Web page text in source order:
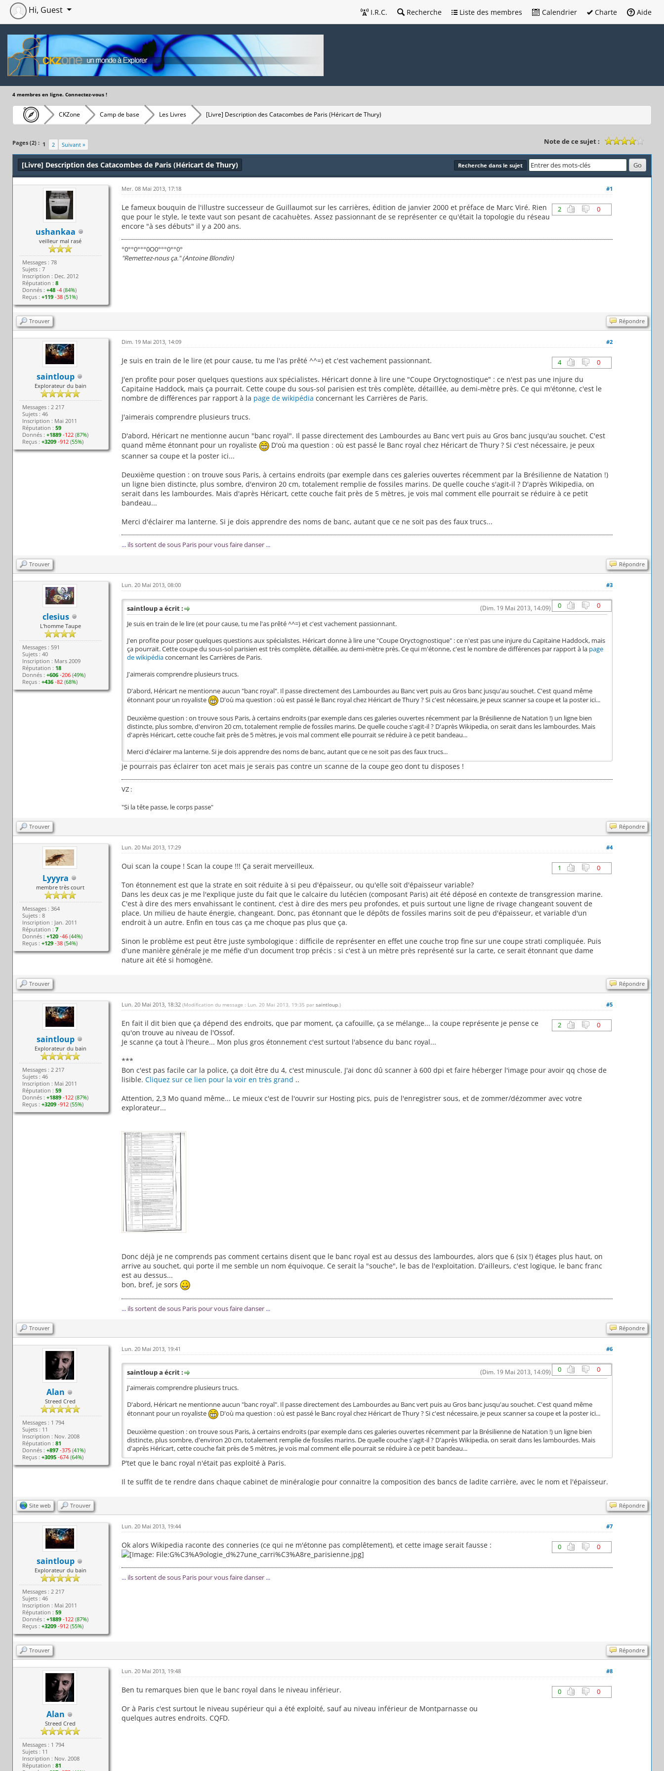
I.R.C. Recherche Liste des membres Calendrier Charte Aide
Hi, Guest
4 membres en ligne. Connectez-vous !
CKZone Camp de base Les Livres [Livre] Description des Catacombes de Paris (Héricart de Thury)
Pages (2) : 1 2 Suivant » Note de ce sujet :
Recherche dans le sujet
[Livre] Description des Catacombes de Paris (Héricart de Thury)
ushankaa
veilleur mal rasé
Messages : 78
Sujets : 7
Inscription : Dec. 2012
Réputation : 8
Donnés : +48 -4(84%)
Reçus : +119 -38(51%)
#1
Mer. 08 Mai 2013, 17:18
2 0
Le fameux bouquin de l'illustre successeur de Guillaumot sur les carrières, édition de janvier 2000 et préface de Marc Viré. Rien
que pour le style, le texte vaut son pesant de cacahuètes. Assez passionnant de se représenter ce qu'était la topologie du réseau
encore "à ses débuts" il y a 200 ans.
°0°°0°°°0O0°°°0°°0°
"Remettez-nous ça." (Antoine Blondin)
Trouver Répondre
saintloup
Explorateur du bain
Messages : 2 217
Sujets : 46
Inscription : Mai 2011
Réputation : 59
Donnés : +1889 -122(87%)
Reçus : +3209 -912(55%)
#2
Dim. 19 Mai 2013, 14:09
4 0
Je suis en train de le lire (et pour cause, tu me l'as prêté ^^=) et c'est vachement passionnant.
J'en profite pour poser quelques questions aux spécialistes. Héricart donne à lire une "Coupe Oryctognostique" : ce n'est pas une injure du
Capitaine Haddock, mais ça pourrait. Cette coupe du sous-sol parisien est très complète, détaillée, au demi-mètre près. Ce qui m'étonne, c'est le
nombre de différences par rapport à la page de wikipédia concernant les Carrières de Paris.
J'aimerais comprendre plusieurs trucs.
D'abord, Héricart ne mentionne aucun "banc royal". Il passe directement des Lambourdes au Banc vert puis au Gros banc jusqu'au souchet. C'est
quand même étonnant pour un royaliste
D'où ma question : où est passé le Banc royal chez Héricart de Thury ? Si c'est nécessaire, je peux
scanner sa coupe et la poster ici...
Deuxième question : on trouve sous Paris, à certains endroits (par exemple dans ces galeries ouvertes récemment par la Brésilienne de Natation !)
un ligne bien distincte, plus sombre, d'environ 20 cm, totalement remplie de fossiles marins. De quelle couche s'agit-il ? D'après Wikipedia, on
serait dans les lambourdes. Mais d'après Héricart, cette couche fait près de 5 mètres, je vois mal comment elle pourrait se réduire à ce petit
bandeau...
Merci d'éclairer ma lanterne. Si je dois apprendre des noms de banc, autant que ce ne soit pas des faux trucs...
... ils sortent de sous Paris pour vous faire danser ...
Trouver Répondre
clesius
L'homme Taupe
Messages : 591
Sujets : 40
Inscription : Mars 2009
Réputation : 18
Donnés : +606 -206(49%)
Reçus : +436 -82(68%)
#3
Lun. 20 Mai 2013, 08:00
0 0
(Dim. 19 Mai 2013, 14:09)
saintloup a écrit :
Je suis en train de le lire (et pour cause, tu me l'as prêté ^^=) et c'est vachement passionnant.
J'en profite pour poser quelques questions aux spécialistes. Héricart donne à lire une "Coupe Oryctognostique" : ce n'est pas une injure du Capitaine Haddock, mais
ça pourrait. Cette coupe du sous-sol parisien est très complète, détaillée, au demi-mètre près. Ce qui m'étonne, c'est le nombre de différences par rapport à la page
de wikipédiaconcernant les Carrières de Paris.
J'aimerais comprendre plusieurs trucs.
D'abord, Héricart ne mentionne aucun "banc royal". Il passe directement des Lambourdes au Banc vert puis au Gros banc jusqu'au souchet. C'est quand même
étonnant pour un royaliste
D'où ma question : où est passé le Banc royal chez Héricart de Thury ? Si c'est nécessaire, je peux scanner sa coupe et la poster ici...
Deuxième question : on trouve sous Paris, à certains endroits (par exemple dans ces galeries ouvertes récemment par la Brésilienne de Natation !) un ligne bien
distincte, plus sombre, d'environ 20 cm, totalement remplie de fossiles marins. De quelle couche s'agit-il ? D'après Wikipedia, on serait dans les lambourdes. Mais
d'après Héricart, cette couche fait près de 5 mètres, je vois mal comment elle pourrait se réduire à ce petit bandeau...
Merci d'éclairer ma lanterne. Si je dois apprendre des noms de banc, autant que ce ne soit pas des faux trucs...
je pourrais pas éclairer ton acet mais je serais pas contre un scanne de la coupe geo dont tu disposes !
VZ :
"Si la tête passe, le corps passe"
Trouver Répondre
Lyyyra
membre très court
Messages : 364
Sujets : 8
Inscription : Jan. 2011
Réputation : 7
Donnés : +120 -46(44%)
Reçus : +129 -38(54%)
#4
Lun. 20 Mai 2013, 17:29
1 0
Oui scan la coupe ! Scan la coupe !!! Ça serait merveilleux.
Ton étonnement est que la strate en soit réduite à si peu d'épaisseur, ou qu'elle soit d'épaisseur variable?
Dans les deux cas je me l'explique juste du fait que le calcaire du lutécien (composant Paris) ait été déposé en contexte de transgression marine.
C'est à dire des mers envahissant le continent, c'est à dire des mers peu profondes, et puis surtout une ligne de rivage changeant souvent de
place. Un milieu de haute énergie, changeant. Donc, pas étonnant que le dépôts de fossiles marins soit de peu d'épaisseur, et variable d'un
endroit à un autre. Enfin en tous cas ça me choque pas plus que ça.
Sinon le problème est peut être juste symbologique : difficile de représenter en effet une couche trop fine sur une coupe strati compliquée. Puis
d'une manière générale je me méfie d'un document trop précis : si c'est à un mètre près représenté sur la carte, ce serait étonnant que dame
nature ait été si homogène.
Trouver Répondre
saintloup
Explorateur du bain
Messages : 2 217
Sujets : 46
Inscription : Mai 2011
Réputation : 59
Donnés : +1889 -122(87%)
Reçus : +3209 -912(55%)
#5
Lun. 20 Mai 2013, 18:32 (Modification du message : Lun. 20 Mai 2013, 19:35 par saintloup.)
2 0
En fait il dit bien que ça dépend des endroits, que par moment, ça cafouille, ça se mélange... la coupe représente je pense ce
qu'on trouve au niveau de l'Ossof.
Je scanne ça tout à l'heure... Mon plus gros étonnement c'est surtout l'absence du banc royal...
***
Bon c'est pas facile car la police, ça doit être du 4, c'est minuscule. J'ai donc dû scanner à 600 dpi et faire héberger l'image pour avoir qq chose de
lisible. Cliquez sur ce lien pour la voir en très grand ..
Attention, 2,3 Mo quand même... Le mieux c'est de l'ouvrir sur Hosting pics, puis de l'enregistrer sous, et de zommer/dézommer avec votre
explorateur...
Donc déjà je ne comprends pas comment certains disent que le banc royal est au dessus des lambourdes, alors que 6 (six !) étages plus haut, on
arrive au souchet, qui porte il me semble un nom équivoque. Ce serait la "souche", le bas de l'exploitation. D'ailleurs, c'est logique, le banc franc
est au dessus...
bon, bref, je sors
... ils sortent de sous Paris pour vous faire danser ...
Trouver Répondre
Alan
Streed Cred
Messages : 1 794
Sujets : 11
Inscription : Nov. 2008
Réputation : 81
Donnés : +897 -375(41%)
Reçus : +3095 -674(64%)
#6
Lun. 20 Mai 2013, 19:41
0 0
(Dim. 19 Mai 2013, 14:09)
saintloup a écrit :
J'aimerais comprendre plusieurs trucs.
D'abord, Héricart ne mentionne aucun "banc royal". Il passe directement des Lambourdes au Banc vert puis au Gros banc jusqu'au souchet. C'est quand même
étonnant pour un royaliste
D'où ma question : où est passé le Banc royal chez Héricart de Thury ? Si c'est nécessaire, je peux scanner sa coupe et la poster ici...
Deuxième question : on trouve sous Paris, à certains endroits (par exemple dans ces galeries ouvertes récemment par la Brésilienne de Natation !) un ligne bien
distincte, plus sombre, d'environ 20 cm, totalement remplie de fossiles marins. De quelle couche s'agit-il ? D'après Wikipedia, on serait dans les lambourdes. Mais
d'après Héricart, cette couche fait près de 5 mètres, je vois mal comment elle pourrait se réduire à ce petit bandeau...
P'tet que le banc royal n'était pas exploité à Paris.
Il te suffit de te rendre dans chaque cabinet de minéralogie pour connaitre la composition des bancs de ladite carrière, avec le nom et l'épaisseur.
Site web Trouver Répondre
saintloup
Explorateur du bain
Messages : 2 217
Sujets : 46
Inscription : Mai 2011
Réputation : 59
Donnés : +1889 -122(87%)
Reçus : +3209 -912(55%)
#7
Lun. 20 Mai 2013, 19:44
0 0
Ok alors Wikipedia raconte des conneries (ce qui ne m'étonne pas complêtement), et cette image serait fausse :
... ils sortent de sous Paris pour vous faire danser ...
Trouver Répondre
Alan
Streed Cred
Messages : 1 794
Sujets : 11
Inscription : Nov. 2008
Réputation : 81
#8
Lun. 20 Mai 2013, 19:48
0 0
Ben tu remarques bien que le banc royal dans le niveau inférieur.
Or à Paris c'est surtout le niveau supérieur qui a été exploité, sauf au niveau inférieur de Montparnasse ou
quelques autres endroits. CQFD.